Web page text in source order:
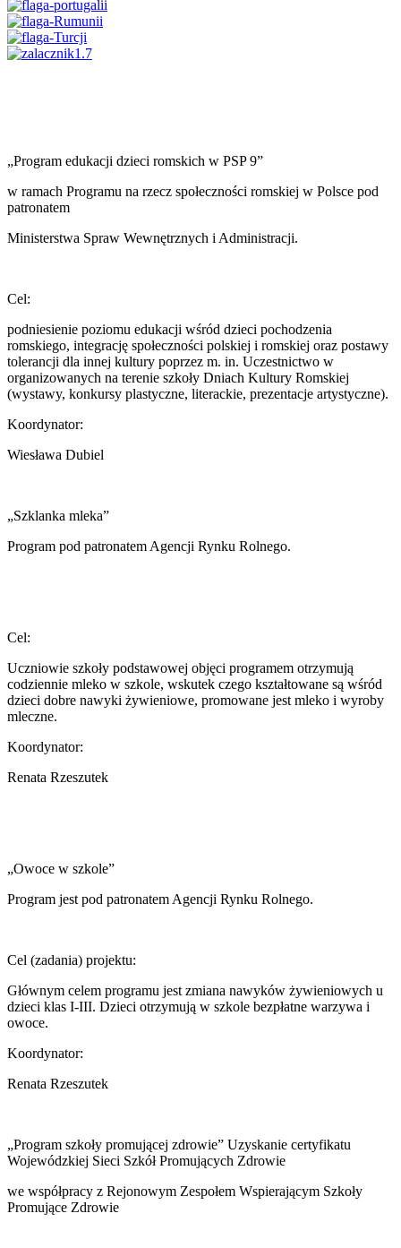
„Program edukacji dzieci romskich w PSP 9”
w ramach Programu na rzecz społeczności romskiej w Polsce pod
patronatem
Ministerstwa Spraw Wewnętrznych i Administracji.
Cel:
podniesienie poziomu edukacji wśród dzieci pochodzenia
romskiego, integrację społeczności polskiej i romskiej oraz postawy
tolerancji dla innej kultury poprzez m. in. Uczestnictwo w
organizowanych na terenie szkoły Dniach Kultury Romskiej
(wystawy, konkursy plastyczne, literackie, prezentacje artystyczne).
Koordynator:
Wiesława Dubiel
„Szklanka mleka”
Program pod patronatem Agencji Rynku Rolnego.
Cel:
Uczniowie szkoły podstawowej objęci programem otrzymują
codziennie mleko w szkole, wskutek czego kształtowane są wśród
dzieci dobre nawyki żywieniowe, promowane jest mleko i wyroby
mleczne.
Koordynator:
Renata Rzeszutek
„Owoce w szkole”
Program jest pod patronatem Agencji Rynku Rolnego.
Cel (zadania) projektu:
Głównym celem programu jest zmiana nawyków żywieniowych u
dzieci klas I-III. Dzieci otrzymują w szkole bezpłatne warzywa i
owoce.
Koordynator:
Renata Rzeszutek
„Program szkoły promującej zdrowie” Uzyskanie certyfikatu
Wojewódzkiej Sieci Szkół Promujących Zdrowie
we współpracy z Rejonowym Zespołem Wspierającym Szkoły
Promujące Zdrowie